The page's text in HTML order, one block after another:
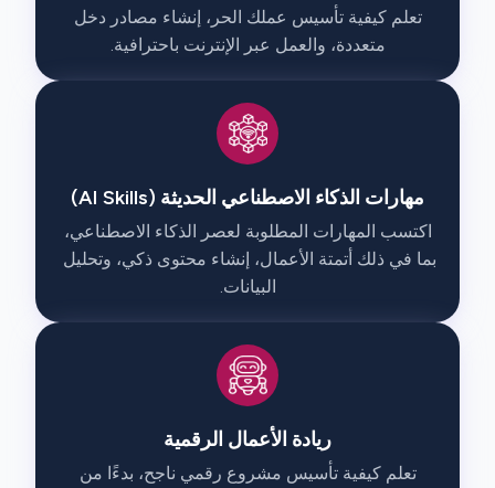
تعلم كيفية تأسيس عملك الحر، إنشاء مصادر دخل
متعددة، والعمل عبر الإنترنت باحترافية.
مهارات الذكاء الاصطناعي الحديثة (AI Skills)
اكتسب المهارات المطلوبة لعصر الذكاء الاصطناعي،
بما في ذلك أتمتة الأعمال، إنشاء محتوى ذكي، وتحليل
البيانات.
ريادة الأعمال الرقمية
تعلم كيفية تأسيس مشروع رقمي ناجح، بدءًا من